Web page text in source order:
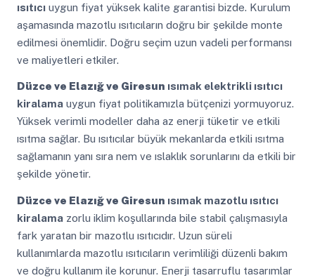
ısıtıcıuygun fiyat yüksek kalite garantisi bizde. Kurulum
aşamasında mazotlu ısıtıcıların doğru bir şekilde monte
edilmesi önemlidir. Doğru seçim uzun vadeli performansı
ve maliyetleri etkiler.
Düzce ve Elazığ ve Giresun ısımak elektrikli ısıtıcı
kiralamauygun fiyat politikamızla bütçenizi yormuyoruz.
Yüksek verimli modeller daha az enerji tüketir ve etkili
ısıtma sağlar. Bu ısıtıcılar büyük mekanlarda etkili ısıtma
sağlamanın yanı sıra nem ve ıslaklık sorunlarını da etkili bir
şekilde yönetir.
Düzce ve Elazığ ve Giresun ısımak mazotlu ısıtıcı
kiralamazorlu iklim koşullarında bile stabil çalışmasıyla
fark yaratan bir mazotlu ısıtıcıdır. Uzun süreli
kullanımlarda mazotlu ısıtıcıların verimliliği düzenli bakım
ve doğru kullanım ile korunur. Enerji tasarruflu tasarımlar